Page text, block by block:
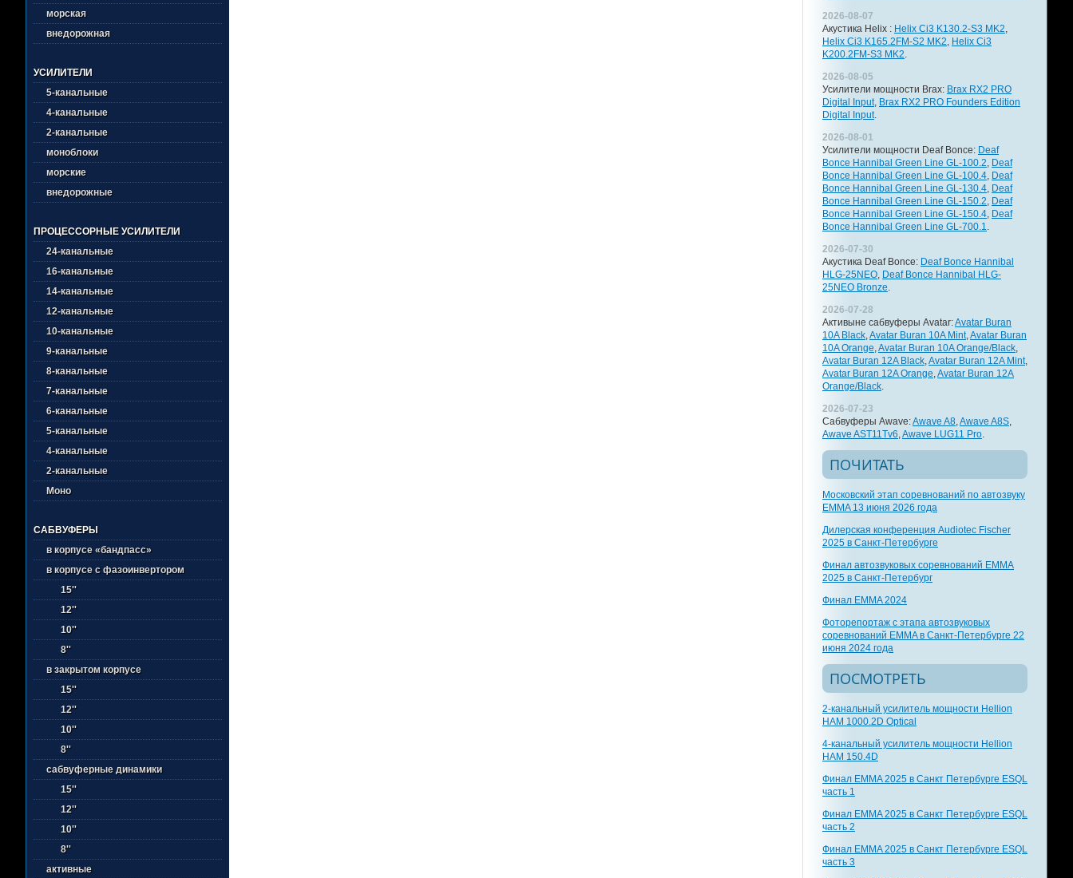
морская
внедорожная
УСИЛИТЕЛИ
5-канальные
4-канальные
2-канальные
моноблоки
морские
внедорожные
ПРОЦЕССОРНЫЕ УСИЛИТЕЛИ
24-канальные
16-канальные
14-канальные
12-канальные
10-канальные
9-канальные
8-канальные
7-канальные
6-канальные
5-канальные
4-канальные
2-канальные
Моно
САБВУФЕРЫ
в корпусе «бандпасс»
в корпусе с фазоинвертором
15''
12''
10''
8''
в закрытом корпусе
15''
12''
10''
8''
сабвуферные динамики
15''
12''
10''
8''
активные
2026-08-07
Акустика Helix : Helix Ci3 K130.2-S3 MK2,
Helix Ci3 K165.2FM-S2 MK2, Helix Ci3
K200.2FM-S3 MK2.
2026-08-05
Усилители мощности Brax: Brax RX2 PRO
Digital Input, Brax RX2 PRO Founders Edition
Digital Input.
2026-08-01
Усилители мощности Deaf Bonce: Deaf
Bonce Hannibal Green Line GL-100.2, Deaf
Bonce Hannibal Green Line GL-100.4, Deaf
Bonce Hannibal Green Line GL-130.4, Deaf
Bonce Hannibal Green Line GL-150.2, Deaf
Bonce Hannibal Green Line GL-150.4, Deaf
Bonce Hannibal Green Line GL-700.1.
2026-07-30
Акустика Deaf Bonce: Deaf Bonce Hannibal
HLG-25NEO, Deaf Bonce Hannibal HLG-
25NEO Bronze.
2026-07-28
Активыне сабвуферы Avatar:Avatar Buran
10A Black,Avatar Buran 10A Mint,Avatar Buran
10A Orange,Avatar Buran 10A Orange/Black,
Avatar Buran 12A Black,Avatar Buran 12A Mint,
Avatar Buran 12A Orange,Avatar Buran 12A
Orange/Black.
2026-07-23
Сабвуферы Awave:Awave A8,Awave A8S,
Awave AST11Tv6,Awave LUG11 Pro.
ПОЧИТАТЬ
Московский этап соревнований по автозвуку
EMMA 13 июня 2026 года
Дилерская конференция Audiotec Fischer
2025 в Санкт-Петербурге
Финал автозвуковых соревнований EMMA
2025 в Санкт-Петербург
Финал EMMA 2024
Фоторепортаж с этапа автозвуковых
соревнований EMMA в Санкт-Петербурге 22
июня 2024 года
ПОСМОТРЕТЬ
2-канальный усилитель мощности Hellion
HAM 1000.2D Optical
4-канальный усилитель мощности Hellion
HAM 150.4D
Финал EMMA 2025 в Санкт Петербурге ESQL
часть 1
Финал EMMA 2025 в Санкт Петербурге ESQL
часть 2
Финал EMMA 2025 в Санкт Петербурге ESQL
часть 3